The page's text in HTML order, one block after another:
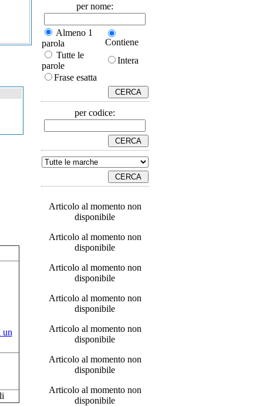
per nome:
Almeno 1
parola
Contiene
Tutte le
parole
Intera
Frase esatta
per codice:
Articolo al momento non
disponibile
Articolo al momento non
disponibile
Articolo al momento non
disponibile
Articolo al momento non
disponibile
Articolo al momento non
disponibile
Articolo al momento non
disponibile
Articolo al momento non
disponibile